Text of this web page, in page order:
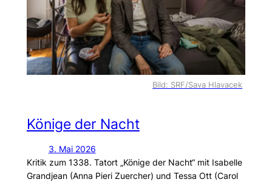
Bild: SRF/Sava Hlavacek
Könige der Nacht
3. Mai 2026
Kritik zum 1338. Tatort „Könige der Nacht“ mit Isabelle
Grandjean (Anna Pieri Zuercher) und Tessa Ott (Carol